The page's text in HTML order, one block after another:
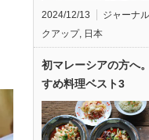
2024/12/13 ジャーナル
クアップ, 日本
初マレーシアの方へ
すめ料理ベスト3